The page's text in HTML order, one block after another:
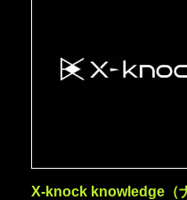
X-knock knowledge（